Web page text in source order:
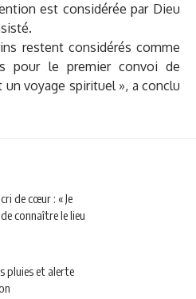
est considérée par Dieu
restent considérés comme
pour le premier convoi de
un voyage spirituel », a conclu
de cœur : « Je
connaître le lieu
pluies et alerte